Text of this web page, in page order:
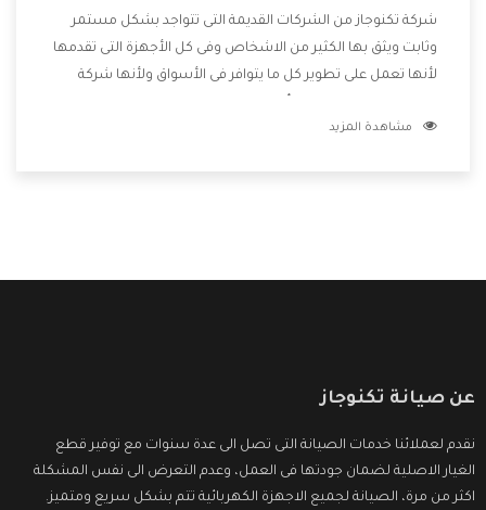
شركة تكنوجاز من الشركات القديمة التى تتواجد بشكل مستمر
وثابت ويثق بها الكثير من الاشخاص وفى كل الأجهزة التى تقدمها
لأنها تعمل على تطوير كل ما يتوافر فى الأسواق ولأنها شركة
وتقدم للعملاء أقوى العروض والخصومات التى تسهل على
مشاهدة المزيد
عن صيانة تكنوجاز
نقدم لعملائنا خدمات الصيانة التى تصل الى عدة سنوات مع توفير قطع
الغيار الاصلية لضمان جودتها فى العمل، وعدم التعرض الى نفس المشكلة
اكثر من مرة، الصيانة لجميع الاجهزة الكهربائية تتم بشكل سريع ومتميز.